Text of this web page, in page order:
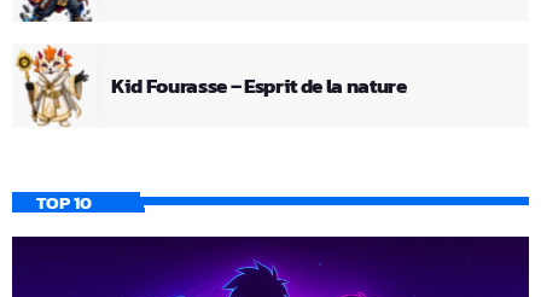
Kid Fourasse – Esprit de la nature
TOP 10